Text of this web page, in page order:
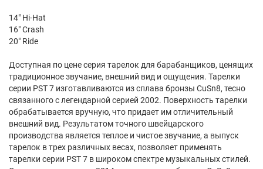
14" Hi-Hat
16" Crash
20" Ride
Доступная по цене серия тарелок для барабанщиков, ценящих
традиционное звучание, внешний вид и ощущения. Тарелки
серии PST 7 изготавливаются из сплава бронзы CuSn8, тесно
связанного с легендарной серией 2002. Поверхность тарелки
обрабатывается вручную, что придает им отличительный
внешний вид. Результатом точного швейцарского
производства является теплое и чистое звучание, а выпуск
тарелок в трех различных весах, позволяет применять
тарелки серии PST 7 в широком спектре музыкальных стилей.